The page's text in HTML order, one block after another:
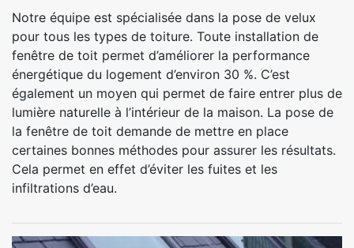
Notre équipe est spécialisée dans la pose de velux
pour tous les types de toiture. Toute installation de
fenêtre de toit permet d’améliorer la performance
énergétique du logement d’environ 30 %. C’est
également un moyen qui permet de faire entrer plus de
lumière naturelle à l’intérieur de la maison. La pose de
la fenêtre de toit demande de mettre en place
certaines bonnes méthodes pour assurer les résultats.
Cela permet en effet d’éviter les fuites et les
infiltrations d’eau.